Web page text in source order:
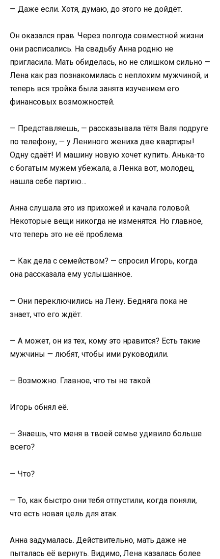
— Даже если. Хотя, думаю, до этого не дойдёт.
Он оказался прав. Через полгода совместной жизни
они расписались. На свадьбу Анна родню не
пригласила. Мать обиделась, но не слишком сильно —
Лена как раз познакомилась с неплохим мужчиной, и
теперь вся тройка была занята изучением его
финансовых возможностей.
— Представляешь, — рассказывала тётя Валя подруге
по телефону, — у Лениного жениха две квартиры!
Одну сдаёт! И машину новую хочет купить. Анька-то
с богатым мужем убежала, а Ленка вот, молодец,
нашла себе партию…
Анна слушала это из прихожей и качала головой.
Некоторые вещи никогда не изменятся. Но главное,
что теперь это не её проблема.
— Как дела с семейством? — спросил Игорь, когда
она рассказала ему услышанное.
— Они переключились на Лену. Бедняга пока не
знает, что его ждёт.
— А может, он из тех, кому это нравится? Есть такие
мужчины — любят, чтобы ими руководили.
— Возможно. Главное, что ты не такой.
Игорь обнял её.
— Знаешь, что меня в твоей семье удивило больше
всего?
— Что?
— То, как быстро они тебя отпустили, когда поняли,
что есть новая цель для атак.
Анна задумалась. Действительно, мать даже не
пыталась её вернуть. Видимо, Лена казалась более